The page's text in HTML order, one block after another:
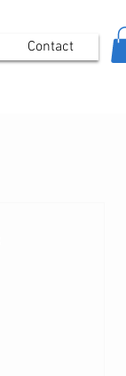
Contact